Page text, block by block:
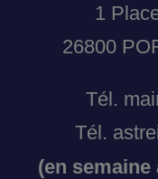
1
26800
Tél.
Tél.
(en semaine